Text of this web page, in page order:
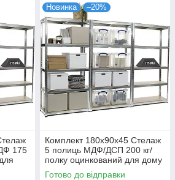
175
Новинка –20%
Комплект 180х90х45 Стелаж
5 полиць МДФ/ДСП 200 кг/
полку оцинкований для дому
офісу склад 3 штуки
Готово до відправки